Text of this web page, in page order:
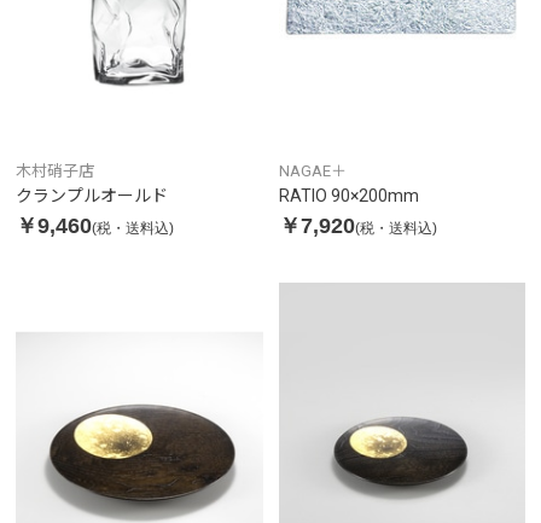
木村硝子店
クランプルオールド
￥9,460(税・送料込)
NAGAE＋
RATIO 90×200mm
￥7,920(税・送料込)